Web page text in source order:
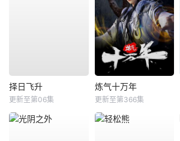
择日飞升
更新至第06集
炼气十万年
更新至第366集